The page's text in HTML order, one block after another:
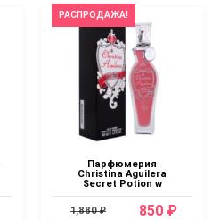
РАСПРОДАЖА!
Парфюмерия
Christina Aguilera
Secret Potion w
1,880 ₽ 850 ₽